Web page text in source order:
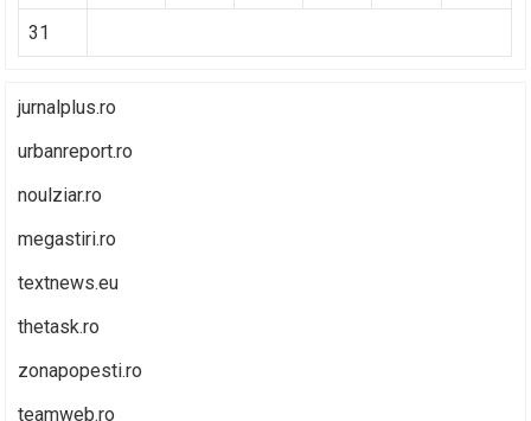
31
jurnalplus.ro
urbanreport.ro
noulziar.ro
megastiri.ro
textnews.eu
thetask.ro
zonapopesti.ro
teamweb.ro